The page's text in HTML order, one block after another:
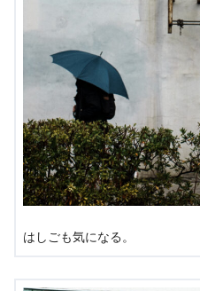
はしごも気になる。